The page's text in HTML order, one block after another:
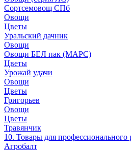
Сортсемовощ СПб
Овощи
Цветы
Уральский дачник
Овощи
Овощи БЕЛ пак (МАРС)
Цветы
Урожай удачи
Овощи
Цветы
Григорьев
Овощи
Цветы
Травянчик
10. Товары для профессионального
Агробалт